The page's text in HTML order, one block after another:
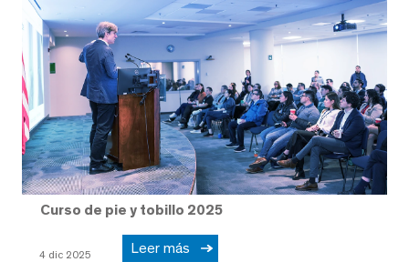
Curso de pie y tobillo 2025
4 dic 2025 Leer más